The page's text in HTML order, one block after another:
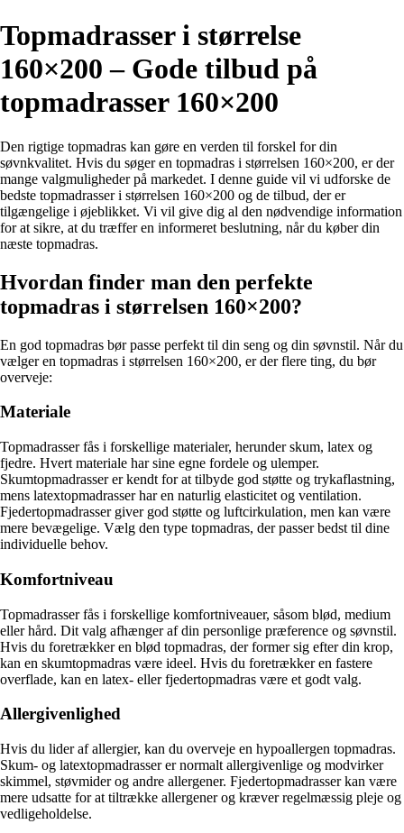
Topmadrasser i størrelse
160×200 – Gode tilbud på
topmadrasser 160×200
Den rigtige topmadras kan gøre en verden til forskel for din
søvnkvalitet. Hvis du søger en topmadras i størrelsen 160×200, er der
mange valgmuligheder på markedet. I denne guide vil vi udforske de
bedste topmadrasser i størrelsen 160×200 og de tilbud, der er
tilgængelige i øjeblikket. Vi vil give dig al den nødvendige information
for at sikre, at du træffer en informeret beslutning, når du køber din
næste topmadras.
Hvordan finder man den perfekte
topmadras i størrelsen 160×200?
En god topmadras bør passe perfekt til din seng og din søvnstil. Når du
vælger en topmadras i størrelsen 160×200, er der flere ting, du bør
overveje:
Materiale
Topmadrasser fås i forskellige materialer, herunder skum, latex og
fjedre. Hvert materiale har sine egne fordele og ulemper.
Skumtopmadrasser er kendt for at tilbyde god støtte og trykaflastning,
mens latextopmadrasser har en naturlig elasticitet og ventilation.
Fjedertopmadrasser giver god støtte og luftcirkulation, men kan være
mere bevægelige. Vælg den type topmadras, der passer bedst til dine
individuelle behov.
Komfortniveau
Topmadrasser fås i forskellige komfortniveauer, såsom blød, medium
eller hård. Dit valg afhænger af din personlige præference og søvnstil.
Hvis du foretrækker en blød topmadras, der former sig efter din krop,
kan en skumtopmadras være ideel. Hvis du foretrækker en fastere
overflade, kan en latex- eller fjedertopmadras være et godt valg.
Allergivenlighed
Hvis du lider af allergier, kan du overveje en hypoallergen topmadras.
Skum- og latextopmadrasser er normalt allergivenlige og modvirker
skimmel, støvmider og andre allergener. Fjedertopmadrasser kan være
mere udsatte for at tiltrække allergener og kræver regelmæssig pleje og
vedligeholdelse.